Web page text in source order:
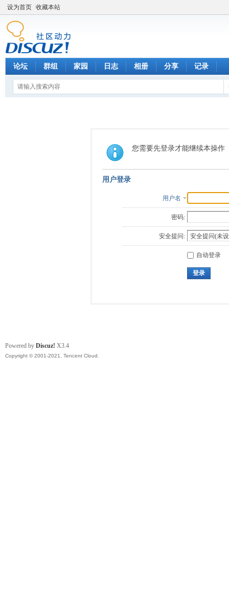
设为首页 收藏本站
论坛 群组 家园 日志 相册 分享 记录
您需要先登录才能继续本操作
用户登录
用户名
密码:
安全提问:
自动登录
登录
Powered by Discuz! X3.4
Copyright © 2001-2021, Tencent Cloud.